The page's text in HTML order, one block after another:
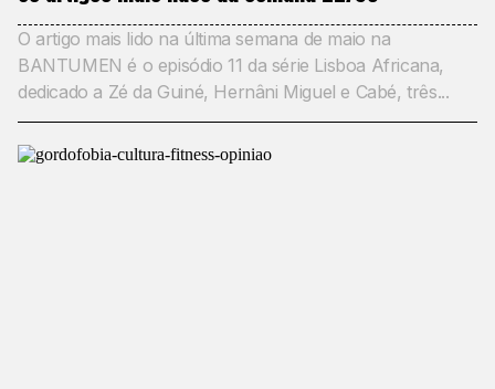
O artigo mais lido na última semana de maio na
BANTUMEN é o episódio 11 da série Lisboa Africana,
dedicado a Zé da Guiné, Hernâni Miguel e Cabé, três...